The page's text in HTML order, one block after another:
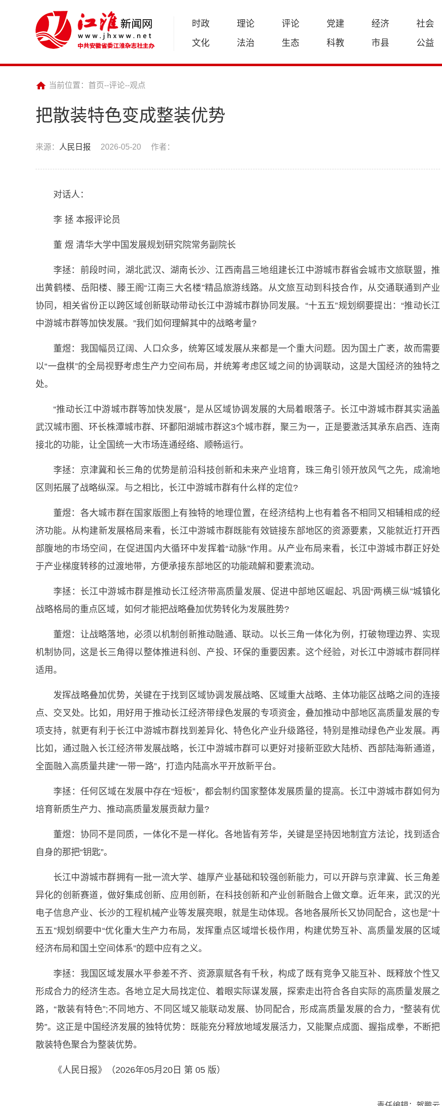
时政 理论 评论 党建 经济
社会
文化
法治 生态 科教 市县 公益
当前位置： 首页--评论--观点
把散装特色变成整装优势
来源： 人民日报 2026-05-20 作者：
对话人：
李 拯 本报评论员
董 煜 清华大学中国发展规划研究院常务副院长
李拯：前段时间，湖北武汉、湖南长沙、江西南昌三地组建长江中游城市群省会城市文旅联盟，推
出黄鹤楼、岳阳楼、滕王阁“江南三大名楼”精品旅游线路。从文旅互动到科技合作，从交通联通到产业
协同，相关省份正以跨区域创新联动带动长江中游城市群协同发展。“十五五”规划纲要提出：“推动长江
中游城市群等加快发展。”我们如何理解其中的战略考量?
董煜：我国幅员辽阔、人口众多，统筹区域发展从来都是一个重大问题。因为国土广袤，故而需要
以“一盘棋”的全局视野考虑生产力空间布局，并统筹考虑区域之间的协调联动，这是大国经济的独特之
处。
“推动长江中游城市群等加快发展”，是从区域协调发展的大局着眼落子。长江中游城市群其实涵盖
武汉城市圈、环长株潭城市群、环鄱阳湖城市群这3个城市群，聚三为一，正是要激活其承东启西、连南
接北的功能，让全国统一大市场连通经络、顺畅运行。
李拯：京津冀和长三角的优势是前沿科技创新和未来产业培育，珠三角引领开放风气之先，成渝地
区则拓展了战略纵深。与之相比，长江中游城市群有什么样的定位?
董煜：各大城市群在国家版图上有独特的地理位置，在经济结构上也有着各不相同又相辅相成的经
济功能。从构建新发展格局来看，长江中游城市群既能有效链接东部地区的资源要素，又能就近打开西
部腹地的市场空间，在促进国内大循环中发挥着“动脉”作用。从产业布局来看，长江中游城市群正好处
于产业梯度转移的过渡地带，方便承接东部地区的功能疏解和要素流动。
李拯：长江中游城市群是推动长江经济带高质量发展、促进中部地区崛起、巩固“两横三纵”城镇化
战略格局的重点区域，如何才能把战略叠加优势转化为发展胜势?
董煜：让战略落地，必须以机制创新推动融通、联动。以长三角一体化为例，打破物理边界、实现
机制协同，这是长三角得以整体推进科创、产投、环保的重要因素。这个经验，对长江中游城市群同样
适用。
发挥战略叠加优势，关键在于找到区域协调发展战略、区域重大战略、主体功能区战略之间的连接
点、交叉处。比如，用好用于推动长江经济带绿色发展的专项资金，叠加推动中部地区高质量发展的专
项支持，就更有利于长江中游城市群找到差异化、特色化产业升级路径，特别是推动绿色产业发展。再
比如，通过融入长江经济带发展战略，长江中游城市群可以更好对接新亚欧大陆桥、西部陆海新通道，
全面融入高质量共建“一带一路”，打造内陆高水平开放新平台。
李拯：任何区域在发展中存在“短板”，都会制约国家整体发展质量的提高。长江中游城市群如何为
培育新质生产力、推动高质量发展贡献力量?
董煜：协同不是同质，一体化不是一样化。各地皆有芳华，关键是坚持因地制宜方法论，找到适合
自身的那把“钥匙”。
长江中游城市群拥有一批一流大学、雄厚产业基础和较强创新能力，可以开辟与京津冀、长三角差
异化的创新赛道，做好集成创新、应用创新，在科技创新和产业创新融合上做文章。近年来，武汉的光
电子信息产业、长沙的工程机械产业等发展亮眼，就是生动体现。各地各展所长又协同配合，这也是“十
五五”规划纲要中“优化重大生产力布局，发挥重点区域增长极作用，构建优势互补、高质量发展的区域
经济布局和国土空间体系”的题中应有之义。
李拯：我国区域发展水平参差不齐、资源禀赋各有千秋，构成了既有竞争又能互补、既释放个性又
形成合力的经济生态。各地立足大局找定位、着眼实际谋发展，探索走出符合各自实际的高质量发展之
路，“散装有特色”;不同地方、不同区域又能联动发展、协同配合，形成高质量发展的合力，“整装有优
势”。这正是中国经济发展的独特优势：既能充分释放地域发展活力，又能聚点成面、握指成拳，不断把
散装特色聚合为整装优势。
《人民日报》（2026年05月20日 第 05 版）